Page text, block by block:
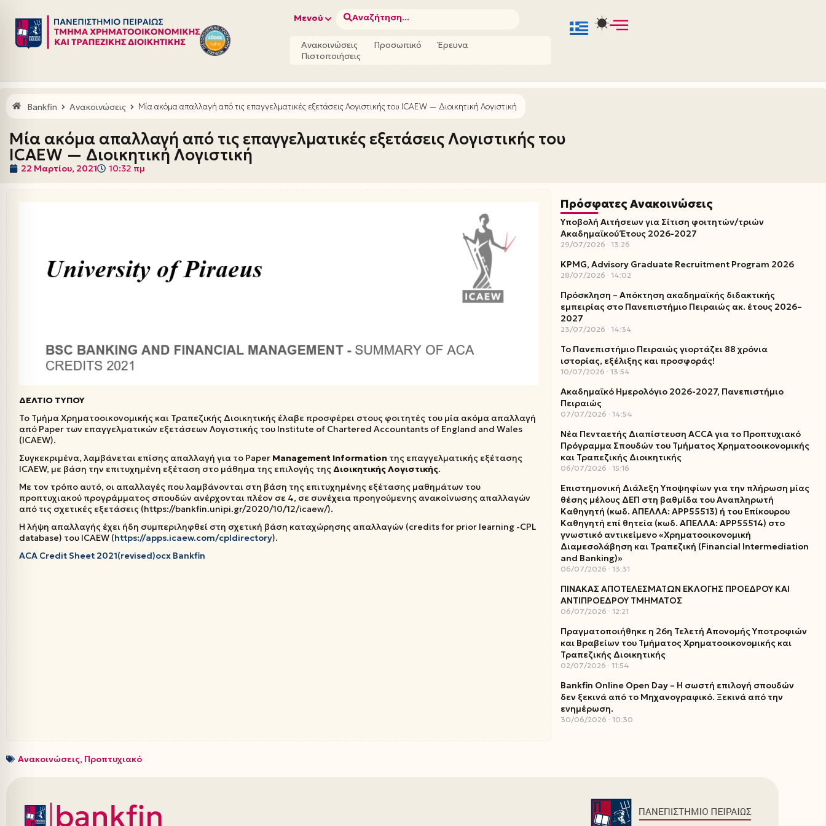
Μεταπηδήστε
στο
Μενού Αναζήτηση...
Ανακοινώσεις Προσωπικό
Έρευνα
Πιστοποιήσεις
Bankfin Ανακοινώσεις Μία ακόμα απαλλαγή από τις επαγγελματικές εξετάσεις Λογιστικής του ICAEW — Διοικητική Λογιστική
Μία ακόμα απαλλαγή από τις επαγγελματικές εξετάσεις Λογιστικής του
ICAEW — Διοικητική Λογιστική
22 Μαρτίου, 2021 10:32 πμ
ΔΕΛΤΙΟ ΤΥΠΟΥ
Το Τμήμα Χρηματοοικονομικής και Τραπεζικής Διοικητικής έλαβε προσφέρει στους φοιτητές του μία ακόμα απαλλαγή
από Paper των επαγγελματικών εξετάσεων Λογιστικής του Institute of Chartered Accountants of England and Wales
(ICAEW).
Συγκεκριμένα, λαμβάνεται επίσης απαλλαγή για το Paper Management Information της επαγγελματικής εξέτασης
ICAEW, με βάση την επιτυχημένη εξέταση στο μάθημα της επιλογής της ΔιοικητικήςΛογιστικής.
Με τον τρόπο αυτό, οι απαλλαγές που λαμβάνονται στη βάση της επιτυχημένης εξέτασης μαθημάτων του
προπτυχιακού προγράμματος σπουδών ανέρχονται πλέον σε 4, σε συνέχεια προηγούμενης ανακοίνωσης απαλλαγών
από τις σχετικές εξετάσεις (https://bankfin.unipi.gr/2020/10/12/icaew/).
Η λήψη απαλλαγής έχει ήδη συμπεριληφθεί στη σχετική βάση καταχώρησης απαλλαγών (credits for prior learning -CPL
database) του ICAEW (https://apps.icaew.com/cpldirectory).
ACA Credit Sheet 2021(revised)ocx Bankfin
Πρόσφατες Ανακοινώσεις
Υποβολή Αιτήσεων για Σίτιση φοιτητών/τριών
Ακαδημαϊκού Έτους 2026-2027
29/07/2026 13:26
KPMG, Advisory Graduate Recruitment Program 2026
28/07/2026 14:02
Πρόσκληση – Απόκτηση ακαδημαϊκής διδακτικής
εμπειρίας στο Πανεπιστήμιο Πειραιώς ακ. έτους 2026–
2027
23/07/2026 14:34
Το Πανεπιστήμιο Πειραιώς γιορτάζει 88 χρόνια
ιστορίας, εξέλιξης και προσφοράς!
10/07/2026 13:54
Ακαδημαϊκό Ημερολόγιο 2026-2027, Πανεπιστήμιο
Πειραιώς
07/07/2026 14:54
Νέα Πενταετής Διαπίστευση ACCA για το Προπτυχιακό
Πρόγραμμα Σπουδών του Τμήματος Χρηματοοικονομικής
και Τραπεζικής Διοικητικής
06/07/2026 15:16
Επιστημονική Διάλεξη Υποψηφίων για την πλήρωση μίας
θέσης μέλους ΔΕΠ στη βαθμίδα του Αναπληρωτή
Καθηγητή (κωδ. ΑΠΕΛΛΑ: ΑΡΡ55513) ή του Επίκουρου
Καθηγητή επί θητεία (κωδ. ΑΠΕΛΛΑ: ΑΡΡ55514) στο
γνωστικό αντικείμενο «Χρηματοοικονομική
Διαμεσολάβηση και Τραπεζική (Financial Intermediation
and Banking)»
06/07/2026 13:31
ΠΙΝΑΚΑΣ ΑΠΟΤΕΛΕΣΜΑΤΩΝ ΕΚΛΟΓΗΣ ΠΡΟΕΔΡΟΥ ΚΑΙ
ΑΝΤΙΠΡΟΕΔΡΟΥ ΤΜΗΜΑΤΟΣ
06/07/2026 12:21
Πραγματοποιήθηκε η 26η Τελετή Απονομής Υποτροφιών
και Βραβείων του Τμήματος Χρηματοοικονομικής και
Τραπεζικής Διοικητικής
02/07/2026 11:54
Bankfin Online Open Day – Η σωστή επιλογή σπουδών
δεν ξεκινά από το Μηχανογραφικό. Ξεκινά από την
ενημέρωση.
30/06/2026 10:30
Ανακοινώσεις, Προπτυχιακό